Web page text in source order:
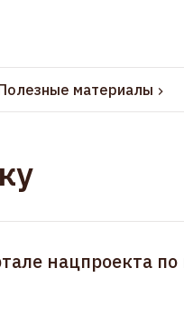
материалы
нацпроекта